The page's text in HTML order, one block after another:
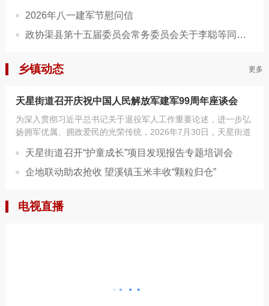
2026年八一建军节慰问信
政协渠县第十五届委员会常务委员会关于李聪等同志职务任免的决定
更多
乡镇动态
天星街道召开庆祝中国人民解放军建军99周年座谈会
为深入贯彻习近平总书记关于退役军人工作重要论述，进一步弘
扬拥军优属、拥政爱民的光荣传统，2026年7月30日，天星街道
天星街道召开“护童成长”项目发现报告专题培训会
企地联动助农抢收 望溪镇玉米丰收“颗粒归仓”
电视直播